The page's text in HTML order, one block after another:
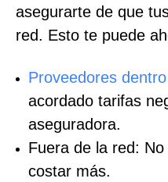
asegurarte de que
red. Esto te puede
Proveedores
acordado tarifas
aseguradora.
Fuera de la red:
costar más.